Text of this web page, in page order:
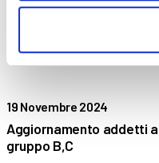
Aggiornamento addetti
Info Il corso si terrà il 20
19 Novembre 2024
Aggiornamento addetti
gruppo B,C